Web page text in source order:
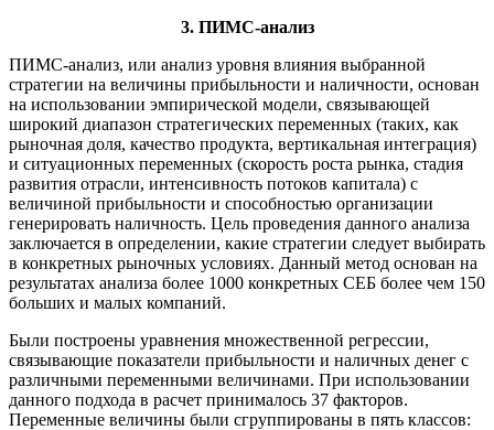
3. ПИМС-анализ
ПИМС-анализ, или анализ уровня влияния выбранной
стратегии на величины прибыльности и наличности, основан
на использовании эмпирической модели, связывающей
широкий диапазон стратегических переменных (таких, как
рыночная доля, качество продукта, вертикальная интеграция)
и ситуационных переменных (скорость роста рынка, стадия
развития отрасли, интенсивность потоков капитала) с
величиной прибыльности и способностью организации
генерировать наличность. Цель проведения данного анализа
заключается в определении, какие стратегии следует выбирать
в конкретных рыночных условиях. Данный метод основан на
результатах анализа более 1000 конкретных СЕБ более чем 150
больших и малых компаний.
Были построены уравнения множественной регрессии,
связывающие показатели прибыльности и наличных денег с
различными переменными величинами. При использовании
данного подхода в расчет принималось 37 факторов.
Переменные величины были сгруппированы в пять классов: